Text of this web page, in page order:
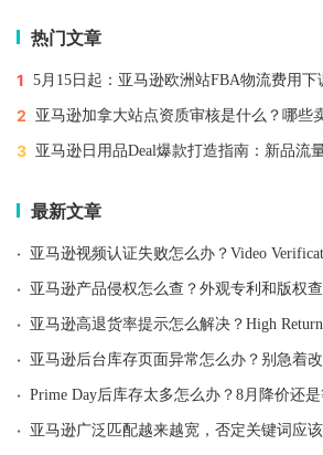
热门文章
1 5月15日起：亚马逊欧洲站FBA物流费用
2 亚马逊加拿大站点资质审核是什么？哪些
3 亚马逊日用品Deal爆款打造指南：新品流
最新文章
· 亚马逊视频认证失败怎么办？Video
· 亚马逊产品侵权怎么查？外观专利和版权
· 亚马逊高退货率提示怎么解决？High
· 亚马逊后台库存页面异常怎么办？别急着
· Prime Day后库存太多怎么办？8月降价还
· 亚马逊广泛匹配越来越宽，否定关键词应